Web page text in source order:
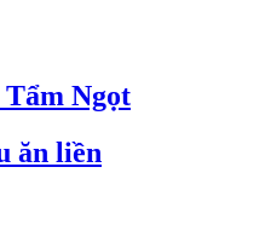
Ngọt
ăn liền